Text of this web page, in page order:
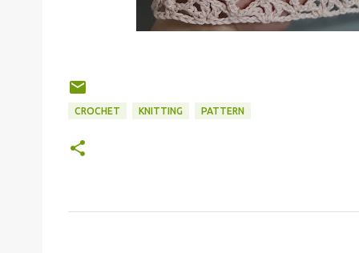
CROCHET KNITTING PATTERN